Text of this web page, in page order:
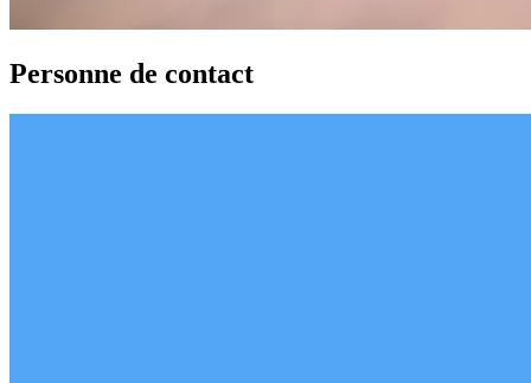
Personne de contact